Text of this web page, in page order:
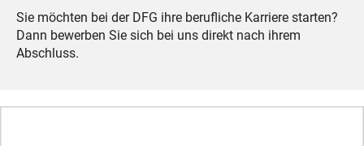
Sie möchten bei der DFG ihre berufliche Karriere starten?
Dann bewerben Sie sich bei uns direkt nach ihrem
Abschluss.